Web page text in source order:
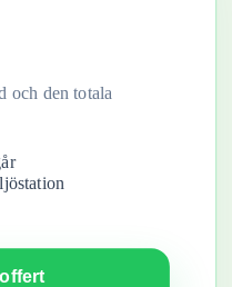
och den totala